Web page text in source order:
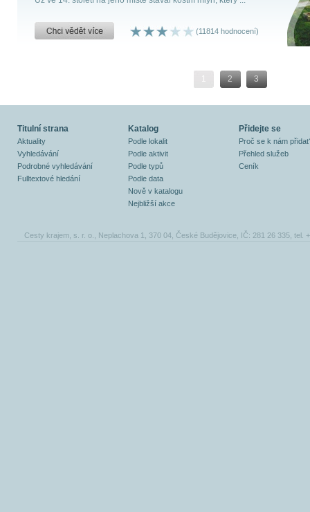
(11814 hodnocení)
1 2 3
Titulní strana
Aktuality
Vyhledávání
Podrobné vyhledávání
Fulltextové hledání
Katalog
Podle lokalit
Podle aktivit
Podle typů
Podle data
Nově v katalogu
Nejbližší akce
Přidejte se
Proč se k nám
Přehled služeb
Ceník
Cesty krajem, s. r. o., Neplachova 1, 370 04, České Budějovice, IČ: 281 26 335, tel.